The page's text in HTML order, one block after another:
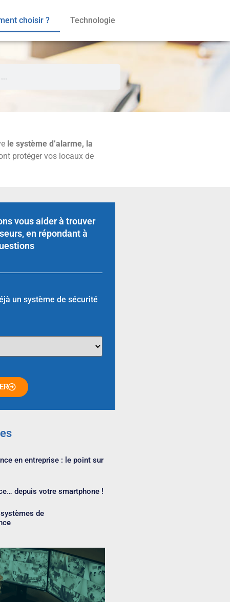
choisir ? Technologie
le système d’alarme, la
protéger vos locaux de
vous aider à trouver
en répondant à
un système de sécurité
en entreprise : le point sur
depuis votre smartphone !
de